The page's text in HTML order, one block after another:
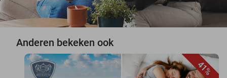
Anderen bekeken ook
41%